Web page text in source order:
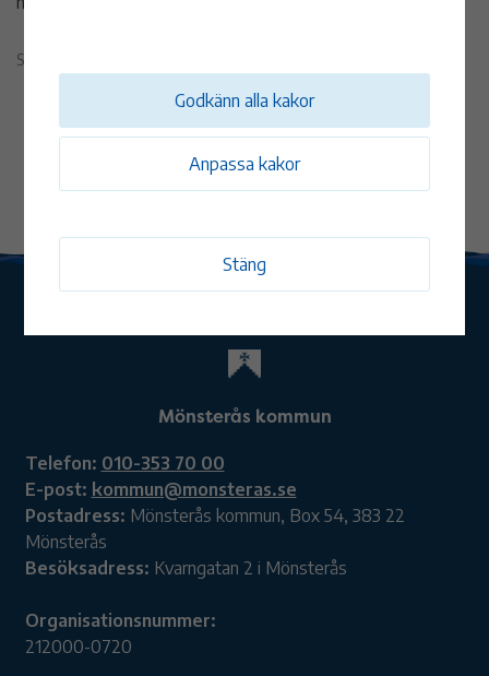
Sidan uppdaterad 29 maj 2026
Mönsterås kommun
Telefon: 010-353 70 00
E-post: kommun@monsteras.se
Postadress: Mönsterås kommun, Box 54, 383 22
Mönsterås
Besöksadress: Kvarngatan 2 i Mönsterås
Organisationsnummer:
212000-0720
Anpassa kakor
Stäng
Godkänn alla kakor